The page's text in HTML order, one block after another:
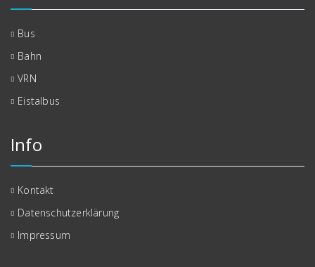
Bus
Bahn
VRN
Eistalbus
Info
Kontakt
Datenschutzerklärung
Impressum